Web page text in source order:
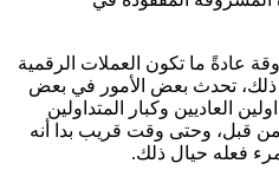
عادةً ما تكون العملات الرقمية
ذلك، تحدث بعض الأمور في بعض
العاديين وكبار المتداولين
قبل، وحتى وقت قريب بدا أنه
فعله حيال ذلك.